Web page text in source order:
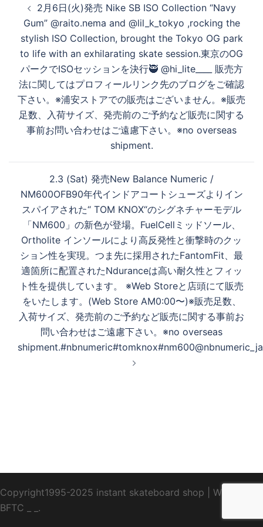
ビ
ー
シ
ョ
2月6日(火)発売 Nike SB ISO Collection “Navy
Gum” @raito.nema and @lil_k_tokyo ,rocking the
stylish ISO Collection, brought the Tokyo OG park
to life with an exhilarating skate session.東京のOG
パークでISOセッションを決行🥷 @hi_lite____ 販売方
法に関してはプロフィールリンク先のブログをご確認
下さい。※浦安ストアでの販売はございません。※販売
足数、入荷サイズ、発売前のご予約など販売に関する
事前お問い合わせはご遠慮下さい。※no overseas
shipment.
2.3 (Sat) 発売New Balance Numeric /
NM600OFB90年代インドアコートシューズよりイン
スパイアされた“ TOM KNOX“のシグネチャーモデル
「NM600」の新色が登場。FuelCellミッドソール、
Ortholite インソールにより高反発性と衝撃時のクッ
ション性を実現。つま先に採用されたFantomFit、最
適箇所に配置されたNduranceは高い耐久性とフィッ
ト性を提供しています。 ※Web Storeと店頭にて販売
をいたします。(Web Store AM0:00〜)※販売足数、
入荷サイズ、発売前のご予約など販売に関する事前お
問い合わせはご遠慮下さい。※no overseas
Copyright1995-2025 instant skateboard shop
WebDesign
BFTC _ _.